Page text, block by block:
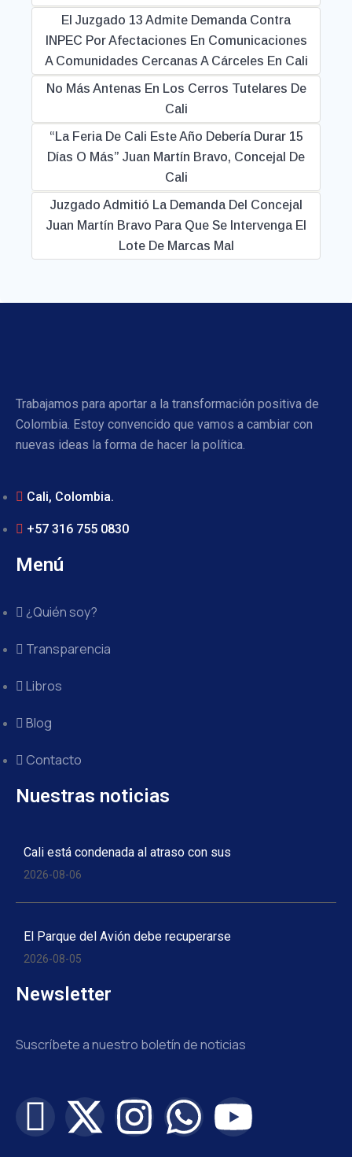
El Juzgado 13 Admite Demanda Contra
INPEC Por Afectaciones En Comunicaciones
A Comunidades Cercanas A Cárceles En Cali
No Más Antenas En Los Cerros Tutelares De
Cali
“La Feria De Cali Este Año Debería Durar 15
Días O Más” Juan Martín Bravo, Concejal De
Cali
Juzgado Admitió La Demanda Del Concejal
Juan Martín Bravo Para Que Se Intervenga El
Lote De Marcas Mal
Trabajamos para aportar a la transformación positiva de
Colombia. Estoy convencido que vamos a cambiar con
nuevas ideas la forma de hacer la política.
Cali, Colombia.
+57 316 755 0830
Menú
¿Quién soy?
Transparencia
Libros
Blog
Contacto
Nuestras noticias
Cali está condenada al atraso con sus
2026-08-06
El Parque del Avión debe recuperarse
2026-08-05
Newsletter
Suscríbete a nuestro boletín de noticias